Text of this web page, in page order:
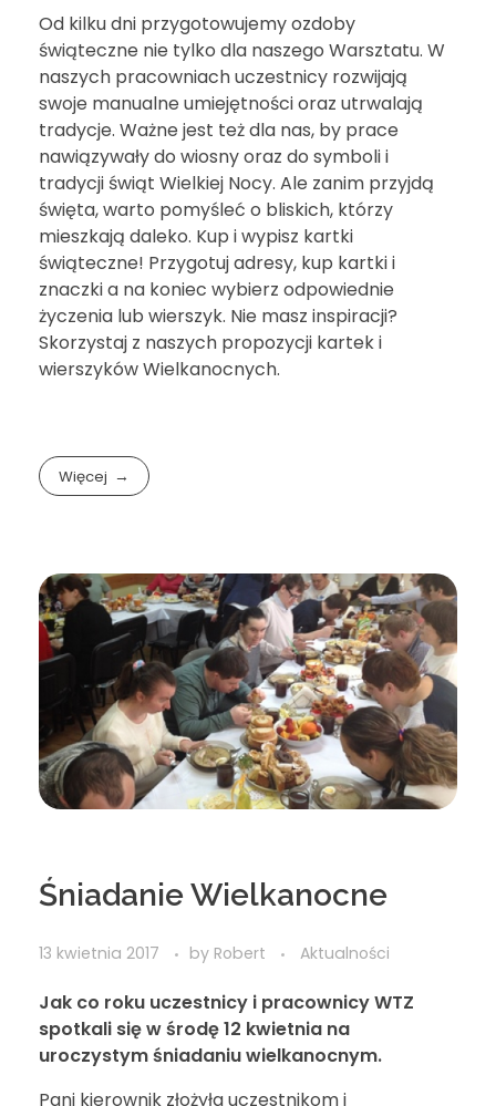
Od kilku dni przygotowujemy ozdoby
świąteczne nie tylko dla naszego Warsztatu. W
naszych pracowniach uczestnicy rozwijają
swoje manualne umiejętności oraz utrwalają
tradycje. Ważne jest też dla nas, by prace
nawiązywały do wiosny oraz do symboli i
tradycji świąt Wielkiej Nocy. Ale zanim przyjdą
święta, warto pomyśleć o bliskich, którzy
mieszkają daleko. Kup i wypisz kartki
świąteczne! Przygotuj adresy, kup kartki i
znaczki a na koniec wybierz odpowiednie
życzenia lub wierszyk. Nie masz inspiracji?
Skorzystaj z naszych propozycji kartek i
wierszyków Wielkanocnych.
Więcej
Śniadanie Wielkanocne
13 kwietnia 2017 by Robert Aktualności
Jak co roku uczestnicy i pracownicy WTZ
spotkali się w środę 12 kwietnia na
uroczystym śniadaniu wielkanocnym.
Pani kierownik złożyła uczestnikom i